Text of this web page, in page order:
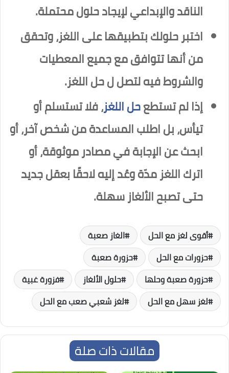
الناقد والإبداعي لإيجاد حلول محتملة.
اختبر حلولك بتطبيقها على اللغز، وتحقق
من أنها تتوافق مع جميع المعطيات
والشروط فيه لتصل ل حل اللغز.
إذا لم تستطعحل اللغز، فلا تستسلم أو
تيأس، بل اطلب المساعدة من شخص آخر، أو
ابحث عن الإجابة في مصادر موثوقة، أو
اترك اللغز مدّة وعُد إليه لاحقًا بعقل جديد
حتى تصبح الألغاز سهلة.
أقوى لغز مع الحل
الغاز صعبة
حزورات مع الحل
حزورة صعبة
حزورة صعبة وحلها
حلول الألغاز
فزورة غبية
لغز سهل مع الحل
لغز شعبي صعب مع الحل
مقالات ذات صلة